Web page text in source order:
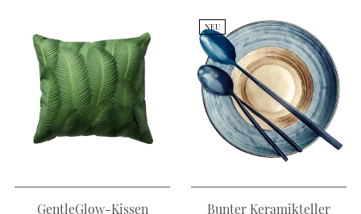
GentleGlow-Kissen
NEU
Bunter Keramikteller